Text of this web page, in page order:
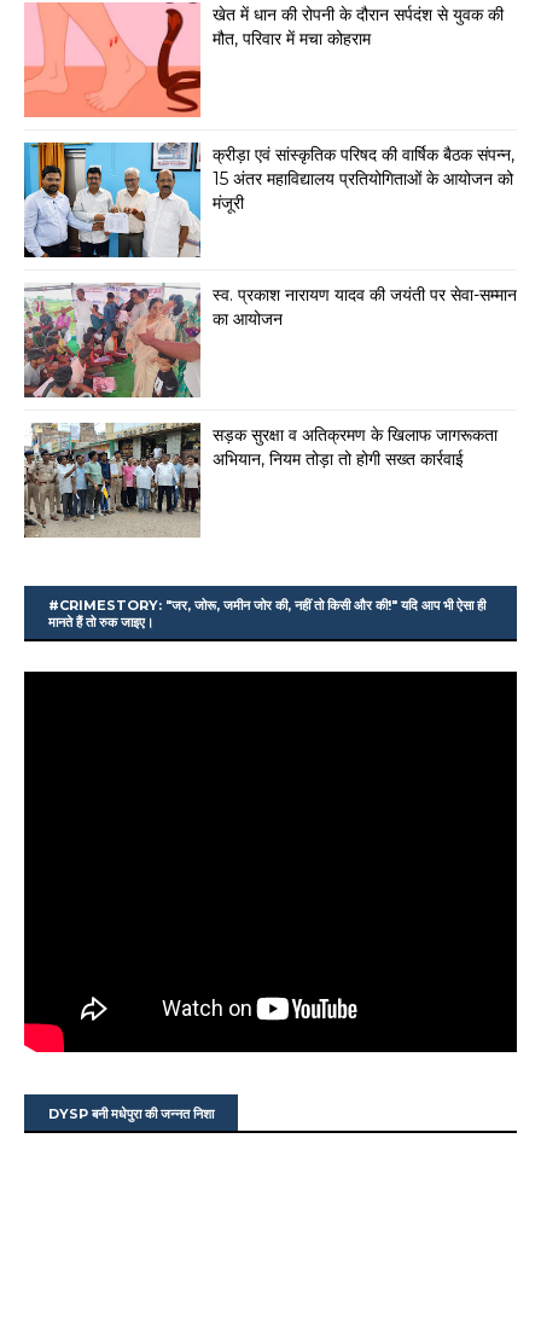
खेत में धान की रोपनी के दौरान सर्पदंश से युवक की
मौत, परिवार में मचा कोहराम
क्रीड़ा एवं सांस्कृतिक परिषद की वार्षिक बैठक संपन्न,
15 अंतर महाविद्यालय प्रतियोगिताओं के आयोजन को
मंजूरी
स्व. प्रकाश नारायण यादव की जयंती पर सेवा-सम्मान
का आयोजन
सड़क सुरक्षा व अतिक्रमण के खिलाफ जागरूकता
अभियान, नियम तोड़ा तो होगी सख्त कार्रवाई
#CRIMESTORY: "जर, जोरू, जमीन जोर की, नहीं तो किसी और की!" यदि आप भी ऐसा ही
मानते हैं तो रुक जाइए।
DYSP बनी मधेपुरा की जन्नत निशा